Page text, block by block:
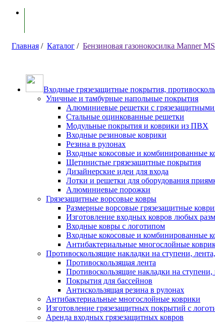
Главная / Каталог / Бензиновая газонокосилка Manner
Входные грязезащитные покрытия,
Уличные и тамбурные напольные покрытия
Алюминиевые решетки с грязезащитными
Стальные оцинкованные решетки
Модульные покрытия и коврики из ПВХ
Входные резиновые коврики
Резина в рулонах
Входные кокосовые и комбинированные
Щетинистые грязезащитные покрытия
Дизайнерские идеи для входа
Лотки и решетки для оборудования
Алюминиевые порожки
Грязезащитные ворсовые ковры
Размерные ворсовые грязезащитные
Изготовление входных ковров любых
Входные ковры с логотипом
Входные кокосовые и комбинированные
Антибактериальные многослойные
Противоскользящие накладки на ступени,
Противоскользящая лента
Противоскользящие накладки на
Покрытия для бассейнов
Антискользящая резина в рулонах
Антибактериальные многослойные коврики
Изготовление грязезащитных покрытий с
Аренда входных грязезащитных ковров